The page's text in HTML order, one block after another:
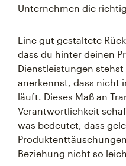
Unternehmen die
Eine gut gestaltete
dass du hinter deinen
Dienstleistungen
anerkennst, dass nicht
läuft. Dieses Maß an
Verantwortlichkeit
was bedeutet, dass
Beziehung nicht so